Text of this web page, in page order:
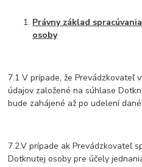
Právny základ
osoby
7.1 V prípade, že Prevádzkovateľ
údajov založené na súhlase
bude zahájené až po udelení
7.2.V prípade ak Prevádzkovateľ
Dotknutej osoby pre účely